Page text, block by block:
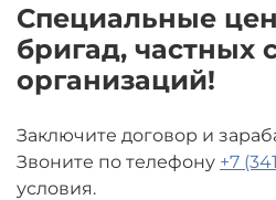
Специальные
бригад, частных
организаций!
Заключите договор и
Звоните по телефону +7
условия.